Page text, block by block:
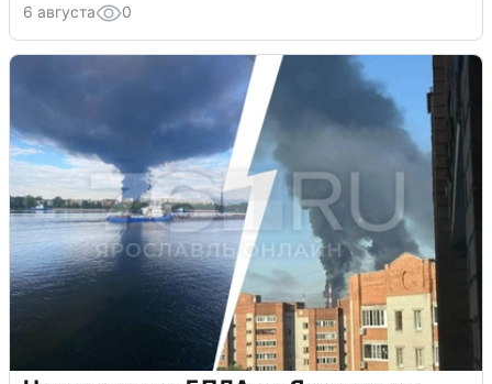
6 августа 0